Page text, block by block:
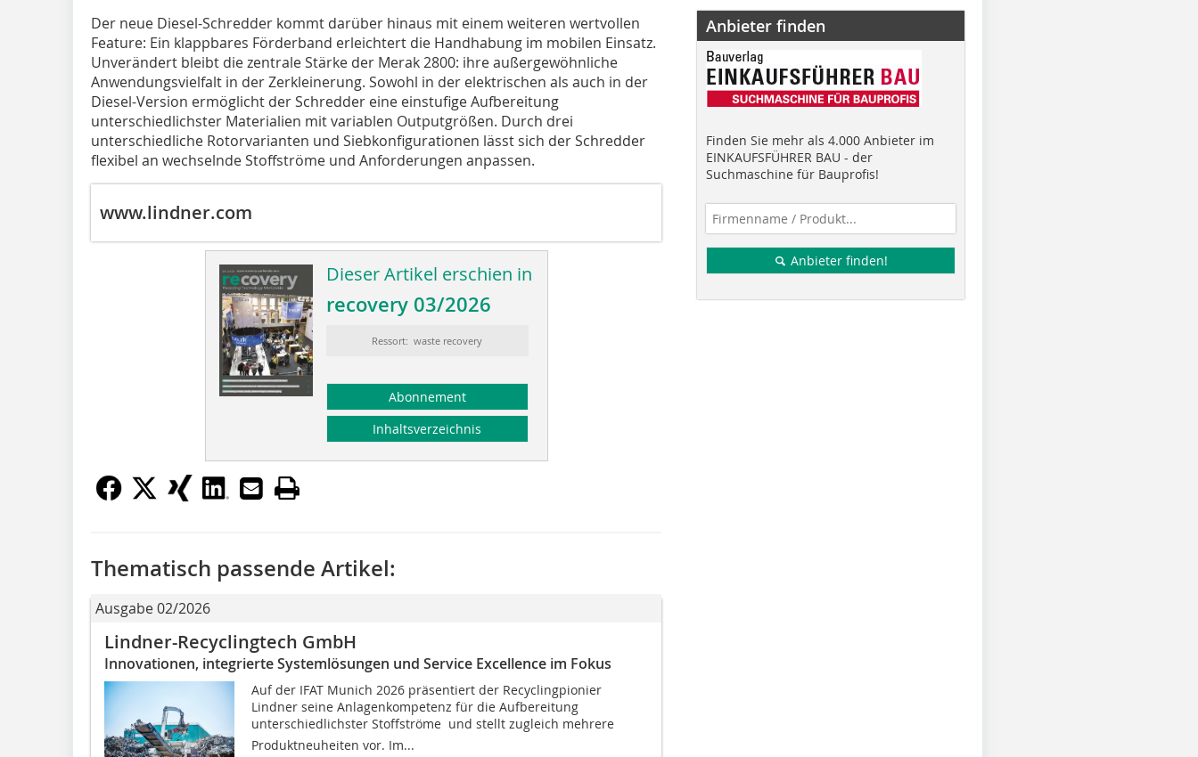
Der neue Diesel-Schredder kommt darüber hinaus mit einem weiteren wertvollen
Feature: Ein klappbares Förderband erleichtert die Handhabung im mobilen Einsatz.
Unverändert bleibt die zentrale Stärke der Merak 2800: ihre außergewöhnliche
Anwendungsvielfalt in der Zerkleinerung. Sowohl in der elektrischen als auch in der
Diesel-Version ermöglicht der Schredder eine einstufige Aufbereitung
unterschiedlichster Materialien mit variablen Outputgrößen. Durch drei
unterschiedliche Rotorvarianten und Siebkonfigurationen lässt sich der Schredder
flexibel an wechselnde Stoffströme und Anforderungen anpassen.
www.lindner.com
Dieser Artikel erschien in
recovery 03/2026
Ressort: waste recovery
Abonnement
Inhaltsverzeichnis
Thematisch passende Artikel:
Ausgabe 02/2026
Lindner-Recyclingtech GmbH
Innovationen, integrierte Systemlösungen und Service Excellence im Fokus
Auf der IFAT Munich 2026 präsentiert der Recyclingpionier
Lindner seine Anlagenkompetenz für die Aufbereitung
unterschiedlichster Stoffströme  und stellt zugleich mehrere
Produktneuheiten vor. Im...
Anbieter finden
Finden Sie mehr als 4.000 Anbieter im
EINKAUFSFÜHRER BAU - der
Suchmaschine für Bauprofis!
Anbieter finden!